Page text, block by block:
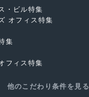
・ビル特集
オフィス特集
集
フィス特集
他のこだわり条件を見る